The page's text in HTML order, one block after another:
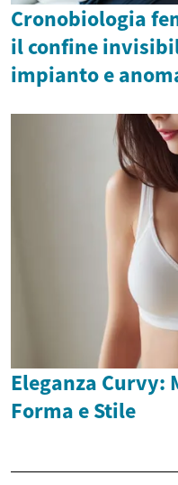
Cronobiologia
il confine
impianto e
Eleganza Curvy:
Forma e Stile